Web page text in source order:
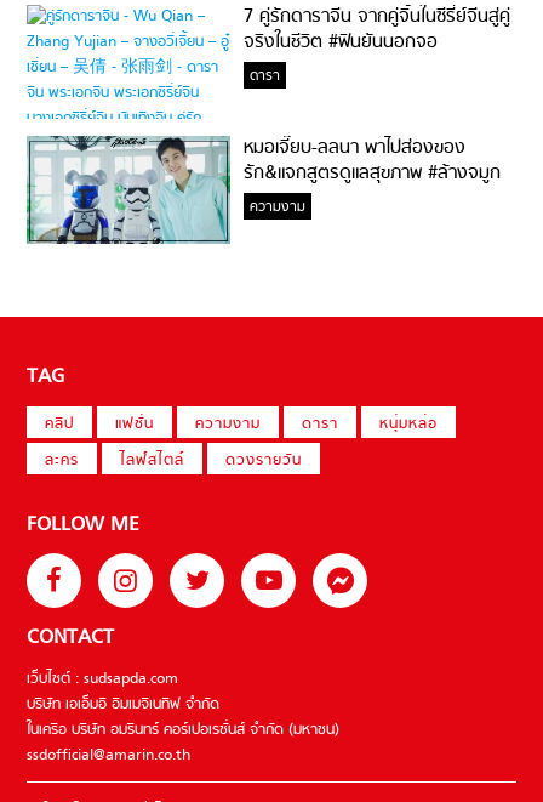
7 คู่รักดาราจีน จากคู่จิ้นในซีรี่ย์จีนสู่คู่
จริงในชีวิต #ฟินยันนอกจอ
ดารา
หมอเจี๊ยบ-ลลนา พาไปส่องของ
รัก&แจกสูตรดูแลสุขภาพ #ล้างจมูก
ไม่ยากจะสอนให้
ความงาม
TAG
คลิป แฟชั่น ความงาม ดารา
หนุ่มหล่อ
ละคร
ไลฟ์สไตล์ ดวงรายวัน
FOLLOW ME
CONTACT
เว็บไซต์ : sudsapda.com
บริษัท เอเอ็มอี อิมเมจิเนทีฟ จำกัด
ในเครือ บริษัท อมรินทร์ คอร์เปอเรชั่นส์ จำกัด (มหาชน)
ssdofficial@amarin.co.th